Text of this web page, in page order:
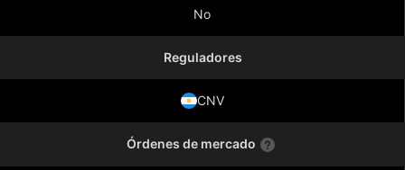
No
Reguladores
CNV
Órdenes de mercado